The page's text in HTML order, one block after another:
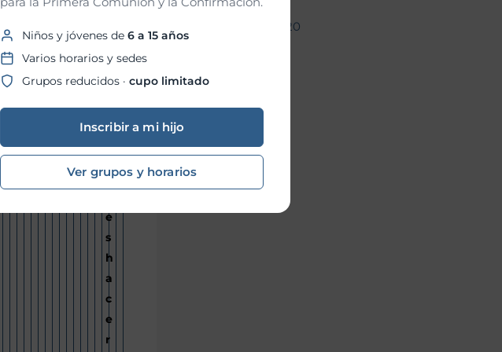
n
t
o
p
u
e
e
s
h
a
c
e
r
noviembre 2020
Niños y jóvenes de 6 a 15 años
Varios horarios y sedes
Grupos reducidos · cupo limitado
Inscribir a mi hijo
Ver grupos y horarios